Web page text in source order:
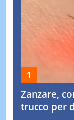
Zanzare,
trucco per